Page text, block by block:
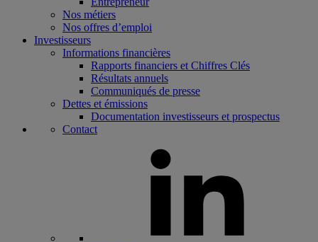
Nos métiers
Nos offres d’emploi
Investisseurs
Informations financières
Rapports financiers et Chiffres Clés
Résultats annuels
Communiqués de presse
Dettes et émissions
Documentation investisseurs et prospectus
Contact